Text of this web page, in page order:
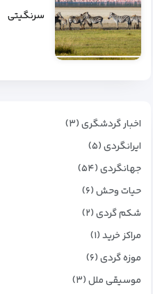
سرنگیتی
اخبار گردشگری (۳)
ایرانگردی (۵)
جهانگردی (۵۴)
حیات وحش (۶)
شکم گردی (۲)
مراکز خرید (۱)
موزه گردی (۶)
موسیقی ملل (۳)